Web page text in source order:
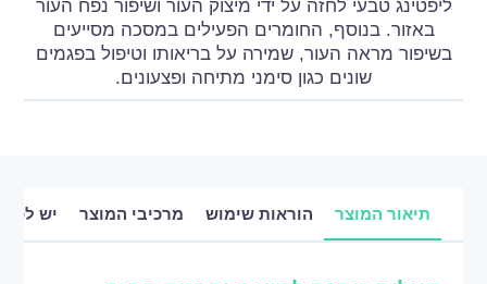
ליפטינג טבעי לחזה על ידי מיצוק העור ושיפור נפח העור
באזור. בנוסף, החומרים הפעילים במסכה מסייעים
בשיפור מראה העור, שמירה על בריאותו וטיפול בפגמים
שונים כגון סימני מתיחה ופצעונים.
תיאור המוצר הוראות שימוש מרכיבי המוצר יש